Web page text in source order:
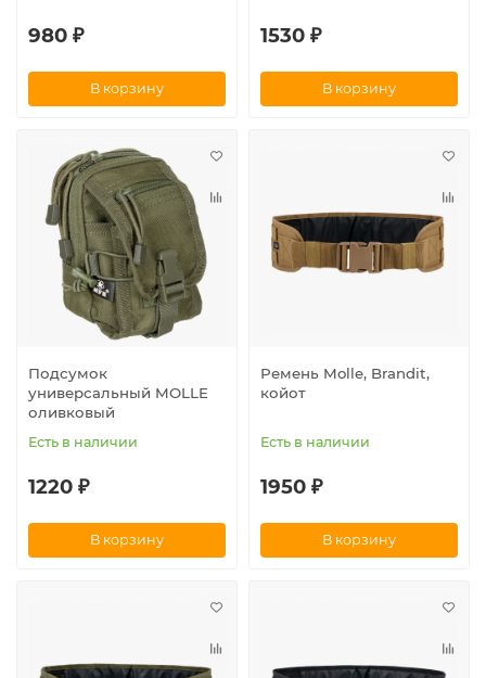
980 ₽
В корзину
1530 ₽
В корзину
Подсумок
универсальный MOLLE
оливковый
Есть в наличии
1220 ₽
В корзину
Ремень Molle, Brandit,
койот
Есть в наличии
1950 ₽
В корзину